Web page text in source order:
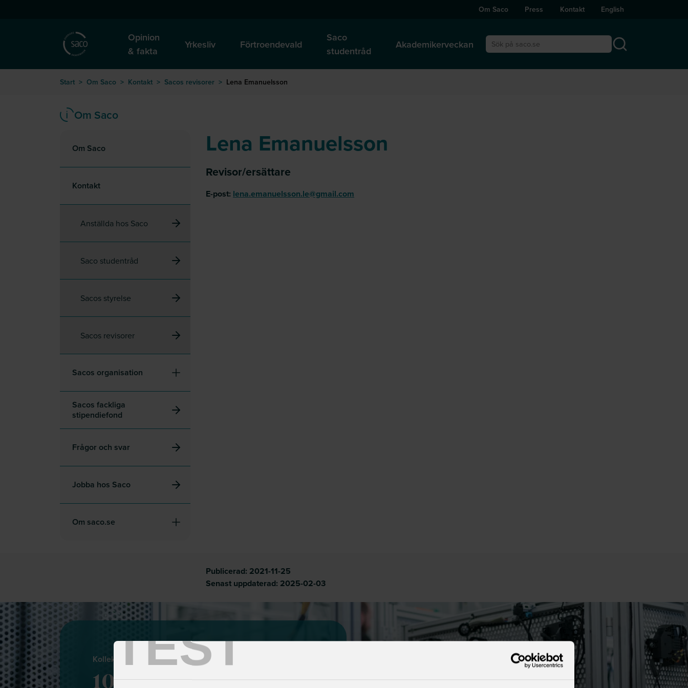
TEST
Om Saco Press Kontakt English
Opinion
& fakta
Yrkesliv Förtroendevald
Saco
studentråd
Akademikerveckan
Start > Om Saco > Kontakt > Sacos revisorer > Lena Emanuelsson
Om Saco
Om Saco
Kontakt
Anställda hos Saco
Saco studentråd
Sacos styrelse
Sacos revisorer
Sacos organisation
Sacos fackliga
stipendiefond
Frågor och svar
Jobba hos Saco
Om saco.se
Lena Emanuelsson
Revisor/ersättare
E-post: lena.emanuelsson.le@gmail.com
Publicerad: 2021-11-25
Senast uppdaterad: 2025-02-03
Kollektivavtal
10 argument för